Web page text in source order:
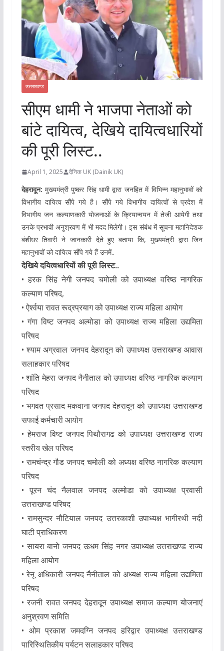
उत्तराखण्ड
सीएम धामी ने भाजपा नेताओं को
बांटे दायित्व, देखिये दायित्वधारियों
की पूरी लिस्ट..
April 1, 2025 दैनिक UK (Dainik UK)
देहरादून: मुख्यमंत्री पुष्कर सिंह धामी द्वारा जनहित में विभिन्न महानुभावों को
विभागीय दायित्व सौंपे गये है। सौंपे गये विभागीय दायित्वों से प्रदेश में
विभागीय जन कल्याणकारी योजनाओं के क्रियान्वयन में तेजी आयेगी तथा
उनके प्रभावी अनुश्रवण में भी मदद मिलेगी। इस संबंध में सूचना महानिदेशक
बंशीधर तिवारी ने जानकारी देते हुए बताया कि, मुख्यमंत्री द्वारा जिन
महानुभावों को दायित्व सौंपे गये हैं उनमें..
देखिये दयित्वधारियों की पूरी लिस्ट..
• हरक सिंह नेगी जनपद चमोली को उपाध्यक्ष वरिष्ठ नागरिक
कल्याण परिषद,
• ऐर्श्वया रावत रूद्रप्रयाग को उपाध्यक्ष राज्य महिला आयोग
• गंगा विष्ट जनपद अल्मोडा को उपाध्यक्ष राज्य महिला उद्यमिता
परिषद
• श्याम अग्रवाल जनपद देहरादून को उपाध्यक्ष उत्तराखण्ड आवास
सलाहकार परिषद
• शांति मेहरा जनपद नैनीताल को उपाध्यक्ष वरिष्ठ नागरिक कल्याण
परिषद
• भगवत प्रसाद मकवाना जनपद देहरादून को उपाध्यक्ष उत्तराखण्ड
सफाई कर्मचारी आयोग
• हेमराज विष्ट जनपद पिथौरागढ को उपाध्यक्ष उत्तराखण्ड राज्य
स्तरीय खेल परिषद
• रामचंन्द्र गौड जनपद चमोली को अध्यक्ष वरिष्ठ नागरिक कल्याण
परिषद
• पूरन चंद नैलवाल जनपद अल्मोडा को उपाध्यक्ष प्रवासी
उत्तराखण्ड परिषद
• रामसुन्दर नौटियाल जनपद उत्तरकाशी उपाध्यक्ष भागीरथी नदी
घाटी प्राधिकरण
• सायरा बानो जनपद ऊधम सिंह नगर उपाध्यक्ष उत्तराखण्ड राज्य
महिला आयोग
• रेनू अधिकारी जनपद नैनीताल को अध्यक्ष राज्य महिला उद्यमिता
परिषद
• रजनी रावत जनपद देहरादून उपाध्यक्ष समाज कल्याण योजनाएं
अनुश्रवण समिति
• ओम प्रकाश जमदग्नि जनपद हरिद्वार उपाध्यक्ष उत्तराखण्ड
पारिस्थितिकीय पर्यटन सलाहकार परिषद